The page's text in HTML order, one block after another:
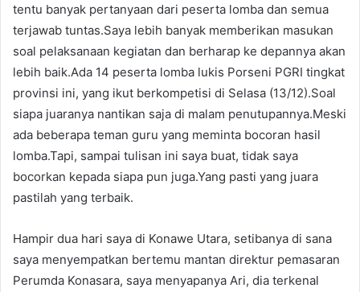
tentu banyak pertanyaan dari peserta lomba dan semua
terjawab tuntas.Saya lebih banyak memberikan masukan
soal pelaksanaan kegiatan dan berharap ke depannya akan
lebih baik.Ada 14 peserta lomba lukis Porseni PGRI tingkat
provinsi ini, yang ikut berkompetisi di Selasa (13/12).Soal
siapa juaranya nantikan saja di malam penutupannya.Meski
ada beberapa teman guru yang meminta bocoran hasil
lomba.Tapi, sampai tulisan ini saya buat, tidak saya
bocorkan kepada siapa pun juga.Yang pasti yang juara
pastilah yang terbaik.
Hampir dua hari saya di Konawe Utara, setibanya di sana
saya menyempatkan bertemu mantan direktur pemasaran
Perumda Konasara, saya menyapanya Ari, dia terkenal